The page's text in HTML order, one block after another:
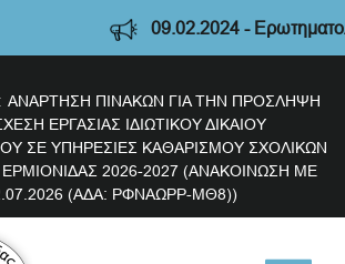
09.02.2024 - Ερωτηματολόγιο
ΑΝΑΡΤΗΣΗ ΠΙΝΑΚΩΝ ΓΙΑ ΤΗΝ ΠΡΟΣΛΗΨΗ
ΕΡΓΑΣΙΑΣ ΙΔΙΩΤΙΚΟΥ ΔΙΚΑΙΟΥ
ΣΕ ΥΠΗΡΕΣΙΕΣ ΚΑΘΑΡΙΣΜΟΥ ΣΧΟΛΙΚΩΝ
2026-2027 (ΑΝΑΚΟΙΝΩΣΗ ΜΕ
(ΑΔΑ: ΡΦΝΑΩΡΡ-ΜΘ8))